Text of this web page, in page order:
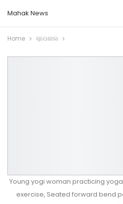
Mahak News
Home ସ୍ପେଶାଲ
Young yogi woman practicing
exercise, Seated forward bend